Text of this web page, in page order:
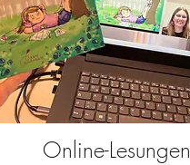
Online-Lesungen